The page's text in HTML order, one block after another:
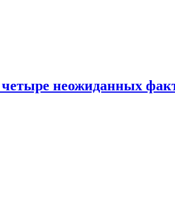
неожиданных